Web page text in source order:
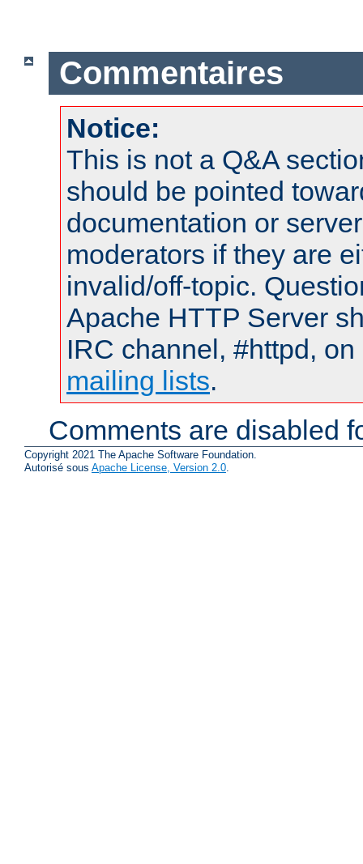
Commentaires
Notice:
This is not a Q&A
should be pointed
documentation or
moderators if they are
invalid/off-topic.
Apache HTTP Server
IRC channel, #httpd,
mailing lists.
Comments are disabled
Copyright 2021 The Apache Software Foundation.
Autorisé sous Apache License, Version 2.0.